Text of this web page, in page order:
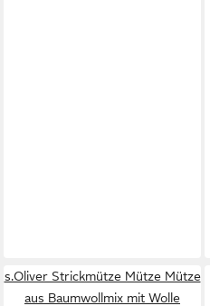
s.Oliver Strickmütze Mütze Mütze
aus Baumwollmix mit Wolle